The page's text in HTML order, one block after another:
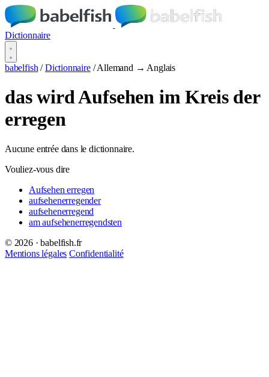
Dictionnaire
babelfish / Dictionnaire / Allemand → Anglais
das wird Aufsehen im Kreis der
erregen
Aucune entrée dans le dictionnaire.
Vouliez-vous dire
Aufsehen erregen
aufsehenerregender
aufsehenerregend
am aufsehenerregendsten
© 2026 · babelfish.fr
Mentions légales Confidentialité